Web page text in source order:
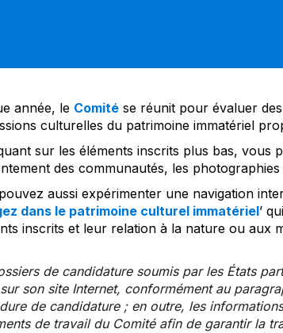
année, le Comitése réunit pour évaluer des
culturelles du patrimoine immatériel
sur les éléments inscrits plus bas, vous
des communautés, les
aussi expérimenter une navigation
dans le patrimoine culturel immatériel’
inscrits et leur relation à la nature ou aux
de candidature soumis par les États
son site Internet, conformément au
de candidature ; en outre, les
de travail du Comité afin de garantir la